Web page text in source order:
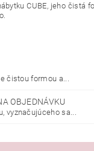
CUBE, jeho čistá
čistou formou a...
OBJEDNÁVKU
vyznačujúceho sa...